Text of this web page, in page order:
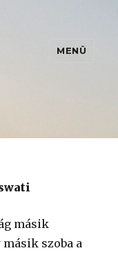
MENÜ
másik
szoba a